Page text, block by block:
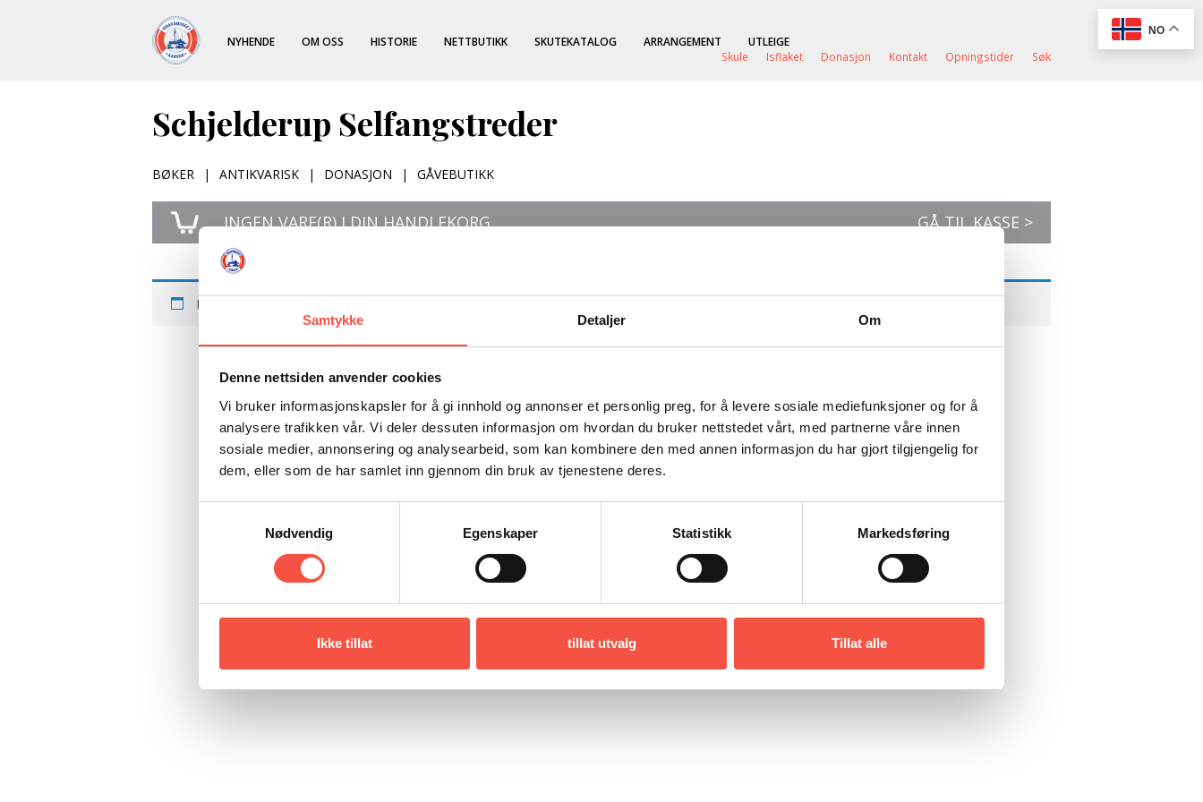
Samtykke Detaljer Om
Denne nettsiden anvender cookies
Vi bruker informasjonskapsler for å gi innhold og annonser et personlig preg, for å levere sosiale mediefunksjoner og for å
analysere trafikken vår. Vi deler dessuten informasjon om hvordan du bruker nettstedet vårt, med partnerne våre innen
sosiale medier, annonsering og analysearbeid, som kan kombinere den med annen informasjon du har gjort tilgjengelig for
dem, eller som de har samlet inn gjennom din bruk av tjenestene deres.
Nødvendig
Egenskaper Statistikk Markedsføring
Ikke tillat tillat utvalg Tillat alle
NYHENDE OM OSS HISTORIE NETTBUTIKK SKUTEKATALOG ARRANGEMENT
UTLEIGE
Skule
Isflaket Donasjon Kontakt Opningstider Søk
NO
Schjelderup Selfangstreder
BØKER | ANTIKVARISK | DONASJON | GÅVEBUTIKK
INGENVARE(R) I DIN HANDLEKORG GÅ TIL KASSE >
Ingen produkter ble funnet som passer dine valg.
-6062 Brandal 951 17 644